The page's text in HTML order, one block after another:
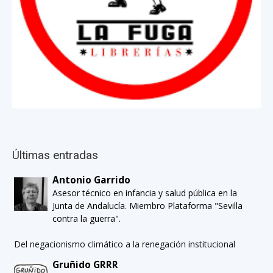
Últimas entradas
Antonio Garrido
Asesor técnico en infancia y salud pública en la
Junta de Andalucía. Miembro Plataforma "Sevilla
contra la guerra".
Del negacionismo climático a la renegación institucional
Gruñido GRRR